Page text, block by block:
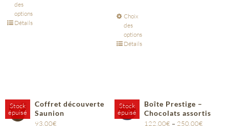
des
options
Détails
Choix
des
options
Détails
Stock
épuisé
Coffret découverte
Saunion
93,00€
Stock
épuisé
Boîte Prestige –
Chocolats assortis
122,00€ – 250,00€